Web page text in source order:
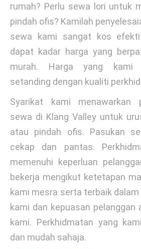
rumah? Perlu sewa lori untuk
pindah ofis? Kamilah
sewa kami sangat kos
dapat kadar harga yang
murah. Harga yang kami
setanding dengan kualiti
Syarikat kami menawarkan
sewa di Klang Valley untuk
atau pindah ofis. Pasukan
cekap dan pantas.
memenuhi keperluan
bekerja mengikut ketetapan
kami mesra serta terbaik
kami dan kepuasan pelanggan
kami. Perkhidmatan yang
dan mudah sahaja.